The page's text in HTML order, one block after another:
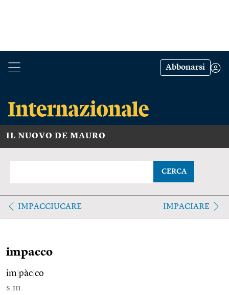
Abbonarsi
IL NUOVO DE MAURO
CERCA
IMPACCIUCARE IMPACIARE
impacco
im pàc co
s.m.